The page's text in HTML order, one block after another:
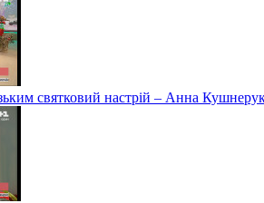
святковий настрій – Анна